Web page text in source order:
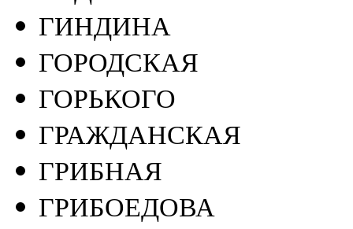
ГИНДИНА
ГОРОДСКАЯ
ГОРЬКОГО
ГРАЖДАНСКАЯ
ГРИБНАЯ
ГРИБОЕДОВА